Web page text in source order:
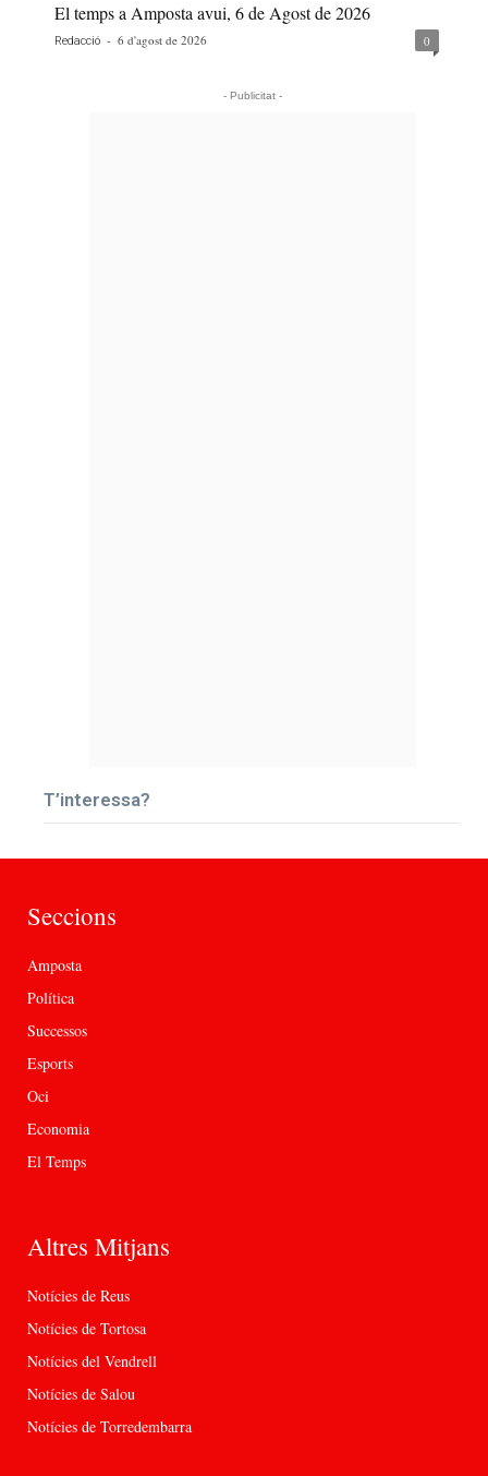
El temps a Amposta avui, 6 de Agost de 2026
Redacció - 6 d'agost de 2026 0
- Publicitat -
T’interessa?
Seccions
Amposta
Política
Successos
Esports
Oci
Economia
El Temps
Altres Mitjans
Notícies de Reus
Notícies de Tortosa
Notícies del Vendrell
Notícies de Salou
Notícies de Torredembarra